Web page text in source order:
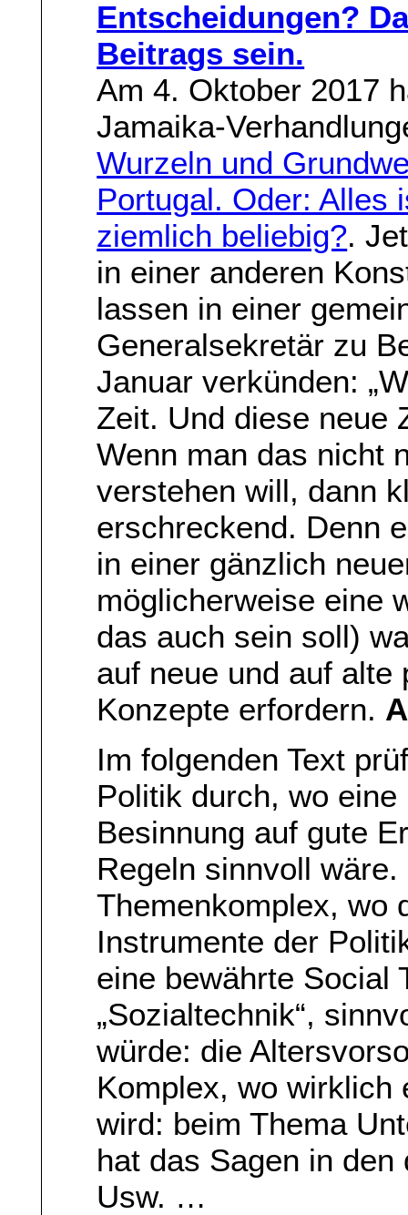
Entscheidungen?
Beitrags sein.
Am 4. Oktober 2017
Jamaika-
Wurzeln und
Portugal. Oder: Alles
ziemlich beliebig?.
in einer anderen
lassen in einer
Generalsekretär zu
Januar verkünden:
Zeit. Und diese neue
Wenn man das nicht
verstehen will, dann
erschreckend. Denn
in einer gänzlich
möglicherweise eine
das auch sein soll)
auf neue und auf alte
Konzepte erfordern.
Im folgenden Text
Politik durch, wo
Besinnung auf gute
Regeln sinnvoll
Themenkomplex, wo
Instrumente der
eine bewährte Social
„Sozialtechnik“,
würde: die
Komplex, wo wirklich
wird: beim Thema
hat das Sagen in
Usw. …